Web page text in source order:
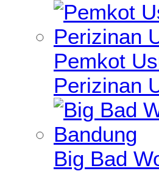
Pemkot
Perizinan
Big Bad